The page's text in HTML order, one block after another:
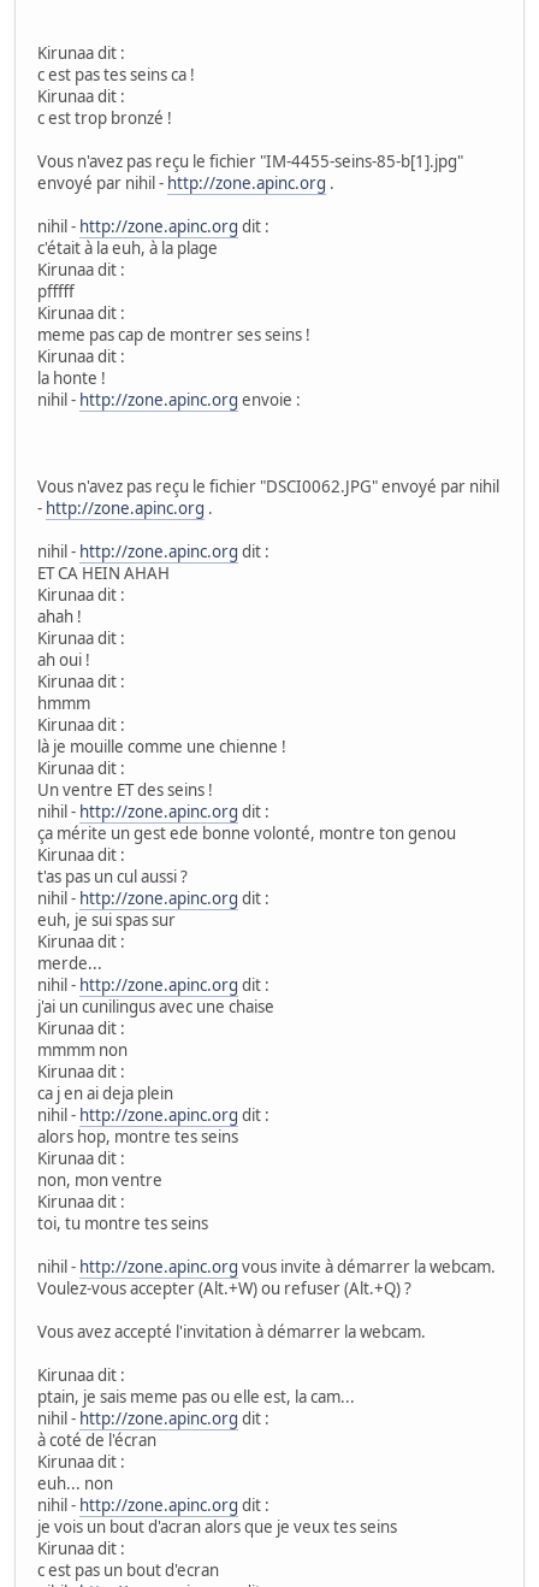
Kirunaa dit :
c est pas tes seins ca !
Kirunaa dit :
c est trop bronzé !
Vous n'avez pas reçu le fichier "IM-4455-seins-85-b[1].jpg"
envoyé par nihil - http://zone.apinc.org .
nihil - http://zone.apinc.org dit :
c'était à la euh, à la plage
Kirunaa dit :
pfffff
Kirunaa dit :
meme pas cap de montrer ses seins !
Kirunaa dit :
la honte !
nihil - http://zone.apinc.org envoie :
Vous n'avez pas reçu le fichier "DSCI0062.JPG" envoyé par nihil
- http://zone.apinc.org .
nihil - http://zone.apinc.org dit :
ET CA HEIN AHAH
Kirunaa dit :
ahah !
Kirunaa dit :
ah oui !
Kirunaa dit :
hmmm
Kirunaa dit :
là je mouille comme une chienne !
Kirunaa dit :
Un ventre ET des seins !
nihil - http://zone.apinc.org dit :
ça mérite un gest ede bonne volonté, montre ton genou
Kirunaa dit :
t'as pas un cul aussi ?
nihil - http://zone.apinc.org dit :
euh, je sui spas sur
Kirunaa dit :
merde...
nihil - http://zone.apinc.org dit :
j'ai un cunilingus avec une chaise
Kirunaa dit :
mmmm non
Kirunaa dit :
ca j en ai deja plein
nihil - http://zone.apinc.org dit :
alors hop, montre tes seins
Kirunaa dit :
non, mon ventre
Kirunaa dit :
toi, tu montre tes seins
nihil - http://zone.apinc.org vous invite à démarrer la webcam.
Voulez-vous accepter (Alt.+W) ou refuser (Alt.+Q) ?
Vous avez accepté l'invitation à démarrer la webcam.
Kirunaa dit :
ptain, je sais meme pas ou elle est, la cam...
nihil - http://zone.apinc.org dit :
à coté de l'écran
Kirunaa dit :
euh... non
nihil - http://zone.apinc.org dit :
je vois un bout d'acran alors que je veux tes seins
Kirunaa dit :
c est pas un bout d'ecran